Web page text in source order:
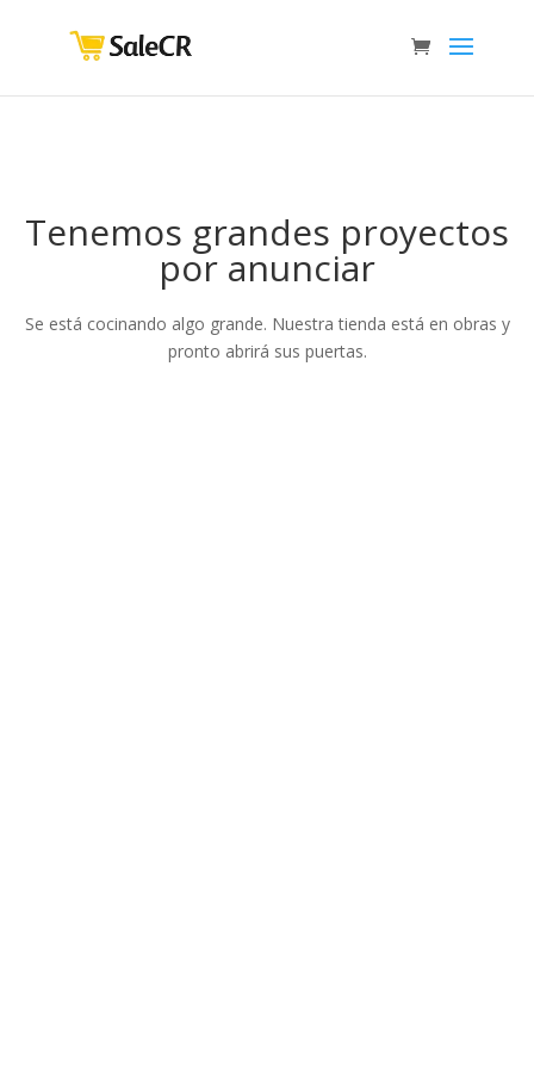
Tenemos grandes proyectos
por anunciar
Se está cocinando algo grande. Nuestra tienda está en obras y
pronto abrirá sus puertas.